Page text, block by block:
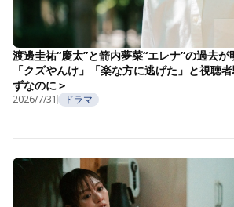
渡邊圭祐“慶太”と箭内夢菜“エレナ”の過去
「クズやんけ」「楽な方に逃げた」と視聴
ずなのに＞
2026/7/31 ドラマ